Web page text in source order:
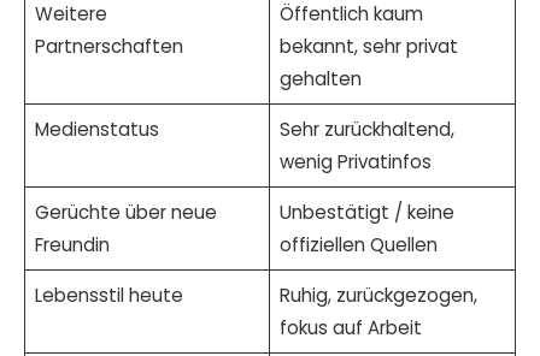
Weitere
Partnerschaften
Öffentlich kaum
bekannt, sehr privat
gehalten
Medienstatus
Sehr zurückhaltend,
wenig Privatinfos
Gerüchte über neue
Freundin
Unbestätigt / keine
offiziellen Quellen
Lebensstil heute
Ruhig, zurückgezogen,
fokus auf Arbeit